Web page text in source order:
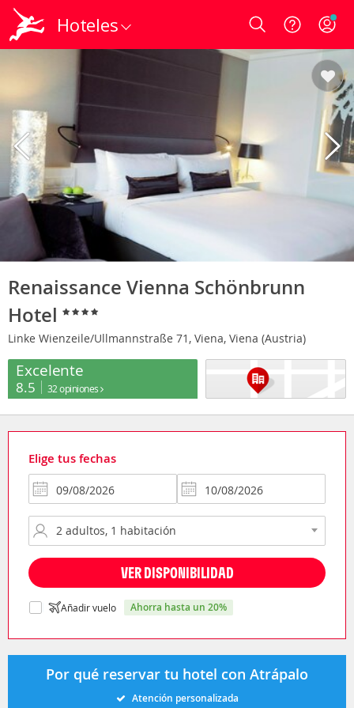
Hoteles Login
Renaissance Vienna Schönbrunn
Hotel
Linke Wienzeile/Ullmannstraße 71, Viena, Viena (Austria)
Excelente
8.5 32 opiniones
Elige tus fechas
VER DISPONIBILIDAD
Añadir vuelo ahorra hasta un 20%
Por qué reservar tu hotel con Atrápalo
Atención personalizada